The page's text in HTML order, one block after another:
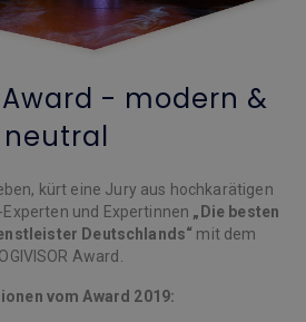
Award - modern &
neutral
kürt eine Jury aus hochkarätigen
Experten und Expertinnen „Die besten
Deutschlands“ mit dem
LOGIVISOR Award.
vom Award 2019: